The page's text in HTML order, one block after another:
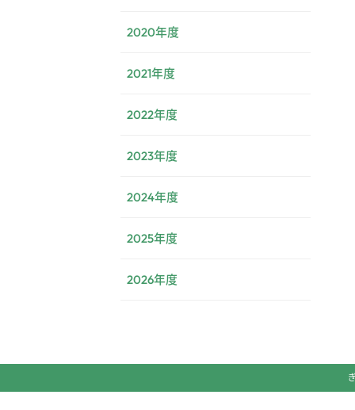
2020年度
2021年度
2022年度
2023年度
2024年度
2025年度
2026年度